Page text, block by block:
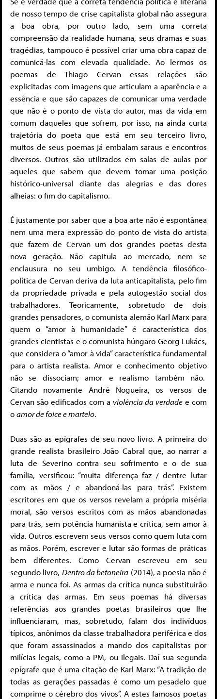
de nosso tempo de crise capitalista global não assegura
a boa obra, por outro lado, sem uma correta
compreensão da realidade humana, seus dramas e suas
tragédias, tampouco é possível criar uma obra capaz de
comunicá-las com elevada qualidade. Ao lermos os
poemas de Thiago Cervan essas relações são
explicitadas com imagens que articulam a aparência e a
essência e que são capazes de comunicar uma verdade
que não é o ponto de vista do autor, mas da vida em
comum daqueles que sofrem, por isso, na ainda curta
trajetória do poeta que está em seu terceiro livro,
muitos de seus poemas já embalam saraus e encontros
diversos. Outros são utilizados em salas de aulas por
aqueles que sabem que devem tomar uma posição
histórico-universal diante das alegrias e das dores
alheias: o fim do capitalismo.
É justamente por saber que a boa arte não é espontânea
nem uma mera expressão do ponto de vista do artista
que fazem de Cervan um dos grandes poetas desta
nova geração. Não capitula ao mercado, nem se
enclausura no seu umbigo. A tendência filosófico-
política de Cervan deriva da luta anticapitalista, pelo fim
da propriedade privada e pela autogestão social dos
trabalhadores. Teoricamente, sobretudo de dois
grandes pensadores, o comunista alemão Karl Marx para
quem o “amor à humanidade” é característica dos
grandes cientistas e o comunista húngaro Georg Lukács,
que considera o “amor à vida” característica fundamental
para o artista realista. Amor e conhecimento objetivo
não se dissociam; amor e realismo também não.
Citando novamente André Nogueira, os versos de
Cervan são edificados com a violência da verdade e com
oamor de foice e martelo.
Duas são as epígrafes de seu novo livro. A primeira do
grande realista brasileiro João Cabral que, ao narrar a
luta de Severino contra seu sofrimento e o de sua
família, versificou: “muita diferença faz / dentre lutar
com as mãos / e abandoná-las para trás”. Existem
escritores em que os versos revelam a própria miséria
moral, são versos escritos com as mãos abandonadas
para trás, sem potência humanista e crítica, sem amor à
vida. Outros escrevem seus versos como quem luta com
as mãos. Porém, escrever e lutar são formas de práticas
bem diferentes. Como Cervan escreveu em seu
segundo livro, Dentro da betoneira (2014), a poesia não é
arma e nunca foi. As armas da crítica nunca substituirão
a crítica das armas. Em seus poemas há diversas
referências aos grandes poetas brasileiros que lhe
influenciaram, mas, sobretudo, falam dos indivíduos
típicos, anônimos da classe trabalhadora periférica e dos
que foram assassinados a mando dos capitalistas por
milícias legais, como a PM, ou ilegais. Daí sua segunda
epígrafe que é uma citação de Karl Marx: “A tradição de
todas as gerações passadas é como um pesadelo que
comprime o cérebro dos vivos”. A estes famosos poetas